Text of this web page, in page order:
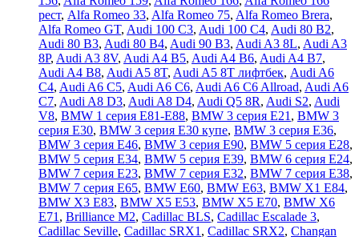
рест, Alfa Romeo 33, Alfa Romeo 75, Alfa Romeo Brera,
Alfa Romeo GT, Audi 100 C3, Audi 100 C4, Audi 80 B2,
Audi 80 B3, Audi 80 B4, Audi 90 B3, Audi A3 8L, Audi A3
8P, Audi A3 8V, Audi A4 B5, Audi A4 B6, Audi A4 B7,
Audi A4 B8, Audi A5 8T, Audi A5 8T лифтбек, Audi A6
C4, Audi A6 C5, Audi A6 C6, Audi A6 C6 Allroad, Audi A6
C7, Audi A8 D3, Audi A8 D4, Audi Q5 8R, Audi S2, Audi
V8, BMW 1 серия E81-E88, BMW 3 серия E21 , BMW 3
серия E30, BMW 3 серия E30 купе, BMW 3 серия E36,
BMW 3 серия E46, BMW 3 серия E90, BMW 5 серия E28,
BMW 5 серия E34, BMW 5 серия E39, BMW 6 серия E24,
BMW 7 серия E23, BMW 7 серия E32, BMW 7 серия E38,
BMW 7 серия E65, BMW E60, BMW E63, BMW X1 E84,
BMW X3 E83, BMW X5 E53, BMW X5 E70, BMW X6
E71 , Brilliance M2, Cadillac BLS, Cadillac Escalade 3,
Cadillac Seville, Cadillac SRX1 , Cadillac SRX2, Changan